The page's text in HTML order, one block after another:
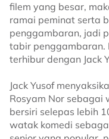
filem yang besar,
ramai peminat serta
penggambaran, jadi
tabir penggambaran.
terhibur dengan Jack
Jack Yusof
Rosyam Nor sebagai
bersiri selepas lebih
watak komedi